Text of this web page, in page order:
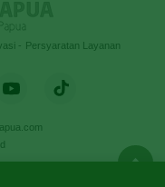
Persyaratan Layanan